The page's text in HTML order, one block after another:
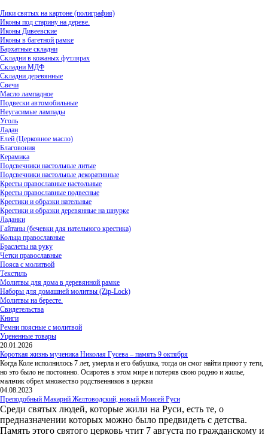
Лики святых на картоне (полиграфия)
Иконы под старину на дереве.
Иконы Дивеевские
Иконы в багетной рамке
Бархатные складни
Складни в кожаных футлярах
Складни МДФ
Складни деревянные
Свечи
Масло лампадное
Подвески автомобильные
Неугасимые лампады
Уголь
Ладан
Елей (Церковное масло)
Благовония
Керамика
Подсвечники настольные литые
Подсвечники настольные декоративные
Кресты православные настольные
Кресты православные подвесные
Крестики и образки нательные
Крестики и образки деревянные на шнурке
Ладанки
Гайтаны (бечевки для нательного крестика)
Кольца православные
Браслеты на руку
Четки православные
Пояса с молитвой
Текстиль
Молитвы для дома в деревянной рамке
Наборы для домашней молитвы (Zip-Lock)
Молитвы на бересте.
Свидетельства
Книги
Ремни поясные с молитвой
Уцененные товары
20.01.2026
Короткая жизнь мученика Николая Гусева – память 9 октября
Когда Коле исполнилось 7 лет, умерла и его бабушка, тогда он смог найти приют у тети,
но это было не постоянно. Осиротев в этом мире и потеряв свою родню и жилье,
мальчик обрел множество родственников в церкви
04.08.2023
Преподобный Макарий Желтоводский, новый Моисей Руси
Среди святых людей, которые жили на Руси, есть те, о
предназначении которых можно было предвидеть с детства.
Память этого святого церковь чтит 7 августа по гражданскому и